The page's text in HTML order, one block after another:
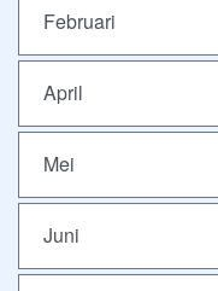
Februari
April
Mei
Juni